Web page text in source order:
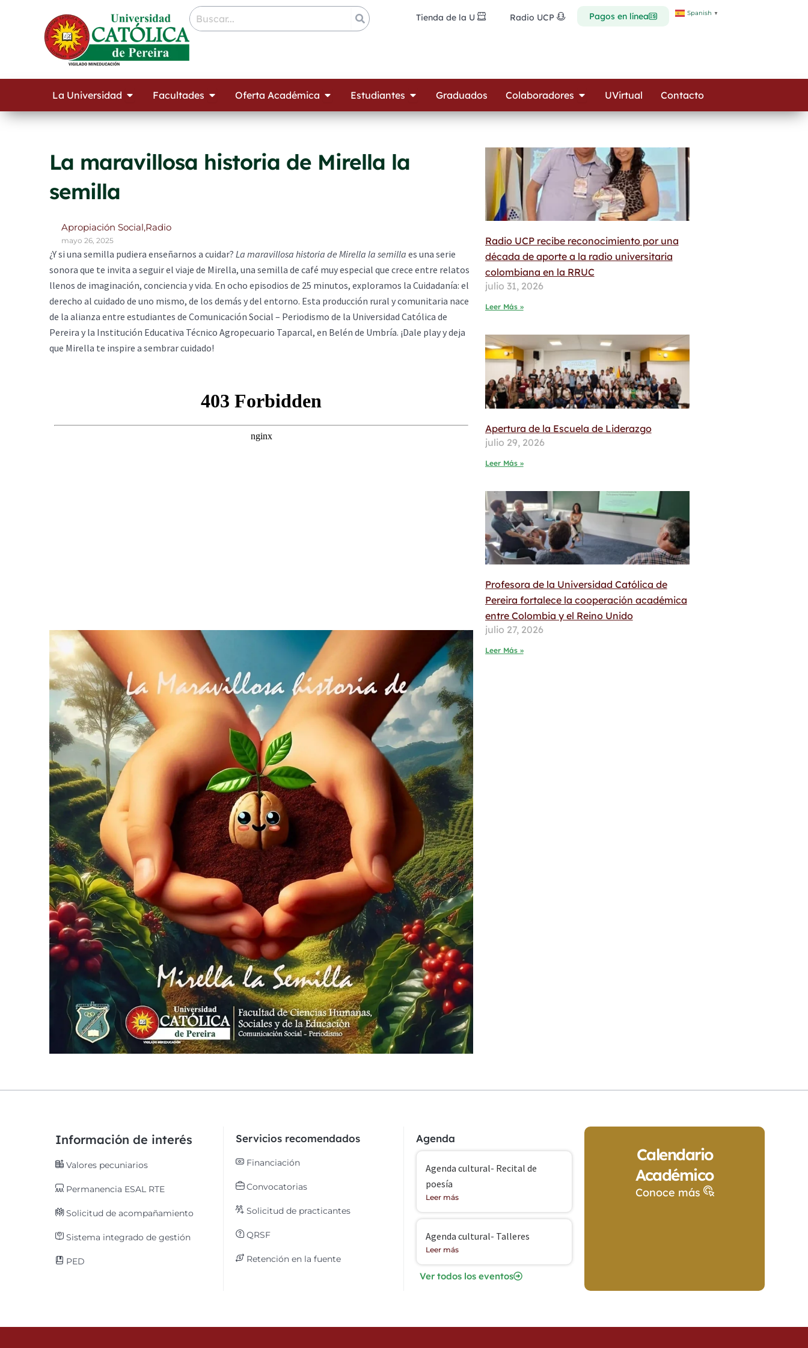
Tienda de la U Radio UCP Pagos en línea Spanish ▼
La Universidad Open La Universidad
Facultades Open Facultades
Oferta Académica Open Oferta Académica
Estudiantes Open Estudiantes
Graduados Colaboradores Open Colaboradores
UVirtual Contacto
La maravillosa historia de Mirella la
semilla
Apropiación Social,Radio
mayo 26, 2025
¿Y si una semilla pudiera enseñarnos a cuidar? La maravillosa historia de Mirella la semilla es una serie
sonora que te invita a seguir el viaje de Mirella, una semilla de café muy especial que crece entre relatos
llenos de imaginación, conciencia y vida. En ocho episodios de 25 minutos, exploramos la Cuidadanía: el
derecho al cuidado de uno mismo, de los demás y del entorno. Esta producción rural y comunitaria nace
de la alianza entre estudiantes de Comunicación Social – Periodismo de la Universidad Católica de
Pereira y la Institución Educativa Técnico Agropecuario Taparcal, en Belén de Umbría. ¡Dale play y deja
que Mirella te inspire a sembrar cuidado!
Radio UCP recibe reconocimiento por una
década de aporte a la radio universitaria
colombiana en la RRUC
julio 31, 2026
Leer Más »
Apertura de la Escuela de Liderazgo
julio 29, 2026
Leer Más »
Profesora de la Universidad Católica de
Pereira fortalece la cooperación académica
entre Colombia y el Reino Unido
julio 27, 2026
Leer Más »
Información de interés
Valores pecuniarios
Permanencia ESAL RTE
Solicitud de acompañamiento
Sistema integrado de gestión
PED
Servicios recomendados
Financiación
Convocatorias
Solicitud de practicantes
QRSF
Retención en la fuente
Agenda
Agenda cultural- Recital de
poesía
Leer más
Agenda cultural- Talleres
Leer más
Ver todos los eventos
Calendario
Académico
Conoce más